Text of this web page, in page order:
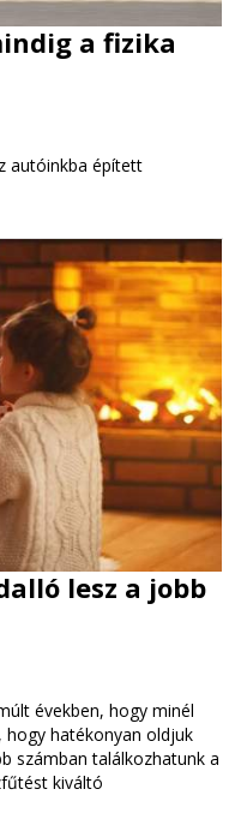
a fizika
autóinkba épített
lesz a jobb
években, hogy minél
hogy hatékonyan oldjuk
számban találkozhatunk a
kiváltó